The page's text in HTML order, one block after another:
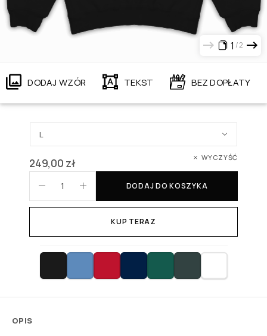
DODAJ WZÓR TEKST BEZ DOPŁATY
1 2
WYCZYŚĆ
249,00 zł
DODAJ DO KOSZYKA
KUP TERAZ
OPIS